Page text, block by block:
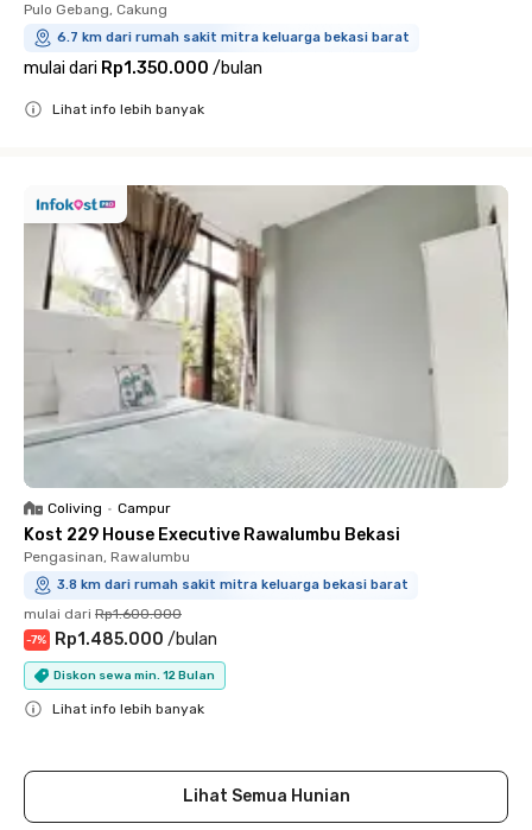
Pulo Gebang, Cakung
6.7 km dari rumah sakit mitra keluarga bekasi barat
mulai dari Rp1.350.000 /bulan
Lihat info lebih banyak
Coliving • Campur
Kost 229 House Executive Rawalumbu Bekasi
Pengasinan, Rawalumbu
3.8 km dari rumah sakit mitra keluarga bekasi barat
mulai dari Rp1.600.000
-7% Rp1.485.000 /bulan
Diskon sewa min. 12 Bulan
Lihat info lebih banyak
Lihat Semua Hunian